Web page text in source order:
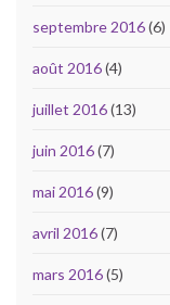
septembre 2016(6)
août 2016(4)
juillet 2016(13)
juin 2016(7)
mai 2016(9)
avril 2016(7)
mars 2016(5)